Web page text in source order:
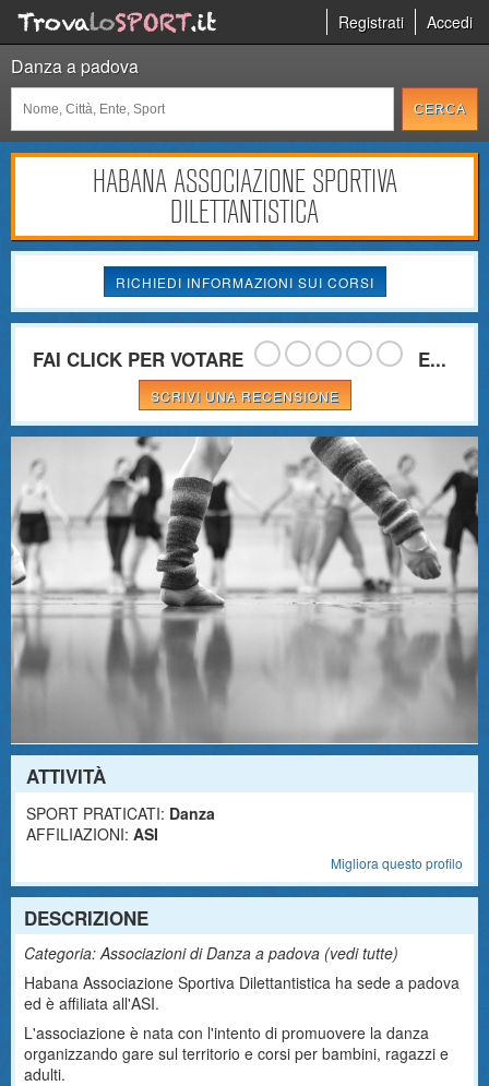
Registrati Accedi
Danza a padova
HABANA ASSOCIAZIONE SPORTIVA
DILETTANTISTICA
RICHIEDI INFORMAZIONI SUI CORSI
FAI CLICK PER VOTARE E...
SCRIVI UNA RECENSIONE
ATTIVITÀ
SPORT PRATICATI: Danza
AFFILIAZIONI: ASI
Migliora questo profilo
DESCRIZIONE
Categoria: Associazioni di Danza a padova (vedi tutte)
Habana Associazione Sportiva Dilettantistica ha sede a padova
ed è affiliata all'ASI.
L'associazione è nata con l'intento di promuovere la danza
organizzando gare sul territorio e corsi per bambini, ragazzi e
adulti.